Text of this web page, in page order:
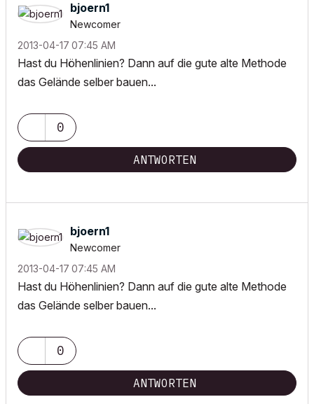
bjoern1
Newcomer
‎2013-04-17 07:45 AM
Hast du Höhenlinien? Dann auf die gute alte Methode
das Gelände selber bauen...
0
ANTWORTEN
bjoern1
Newcomer
‎2013-04-17 07:45 AM
Hast du Höhenlinien? Dann auf die gute alte Methode
das Gelände selber bauen...
0
ANTWORTEN